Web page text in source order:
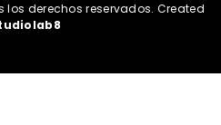
los derechos reservados. Created